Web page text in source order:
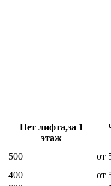
Нет лифта,за 1
этаж
500
от
400
от